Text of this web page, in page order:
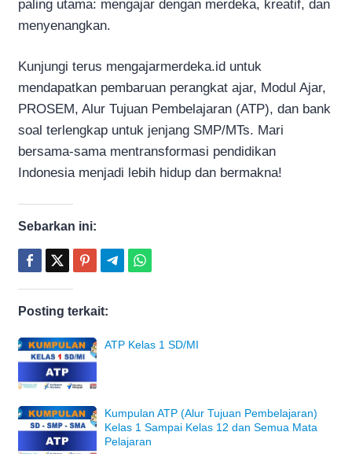
paling utama: mengajar dengan merdeka, kreatif, dan
menyenangkan.
Kunjungi terus mengajarmerdeka.id untuk
mendapatkan pembaruan perangkat ajar, Modul Ajar,
PROSEM, Alur Tujuan Pembelajaran (ATP), dan bank
soal terlengkap untuk jenjang SMP/MTs. Mari
bersama-sama mentransformasi pendidikan
Indonesia menjadi lebih hidup dan bermakna!
Sebarkan ini:
Posting terkait:
ATP Kelas 1 SD/MI
Kumpulan ATP (Alur Tujuan Pembelajaran)
Kelas 1 Sampai Kelas 12 dan Semua Mata
Pelajaran